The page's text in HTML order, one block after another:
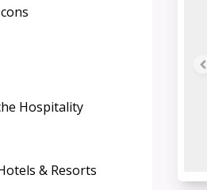
Hospitality
& Resorts
1